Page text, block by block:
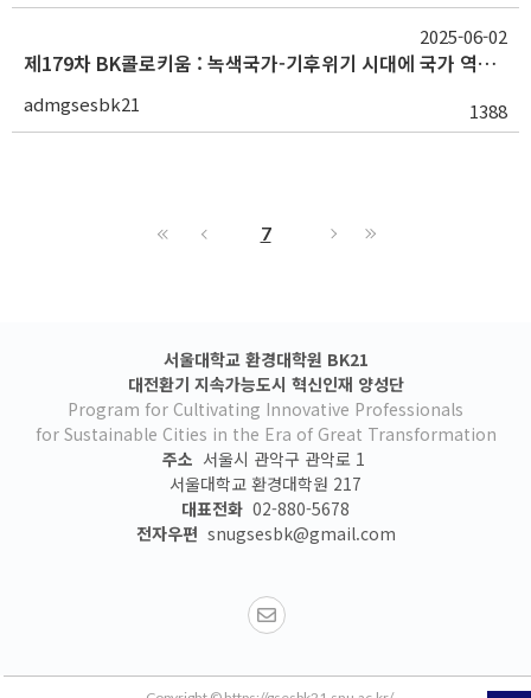
제179차 BK콜로키움 : 녹색국가-기후위기 시대에 국가 역할 다시 보기(정규호 박사 / 생명학연구회)
admgsesbk21 1388
2025-06-02
7
서울대학교 환경대학원 BK21
대전환기 지속가능도시 혁신인재 양성단
Program for Cultivating Innovative Professionals
for Sustainable Cities in the Era of Great Transformation
주소 서울시 관악구 관악로 1
서울대학교 환경대학원 217
대표전화 02-880-5678
전자우편 snugsesbk@gmail.com